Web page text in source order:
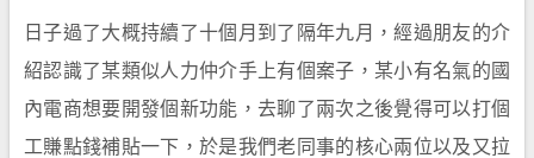
日子過了大概持續了十個月到了隔年九月，經過朋友的介
紹認識了某類似人力仲介手上有個案子，某小有名氣的國
內電商想要開發個新功能，去聊了兩次之後覺得可以打個
工賺點錢補貼一下，於是我們老同事的核心兩位以及又拉